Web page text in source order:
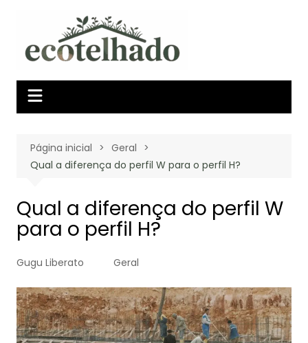
conteúdo
Página inicial
Geral
Qual a diferença do perfil W para o perfil H?
Qual a diferença do perfil W
para o perfil H?
Gugu Liberato Geral